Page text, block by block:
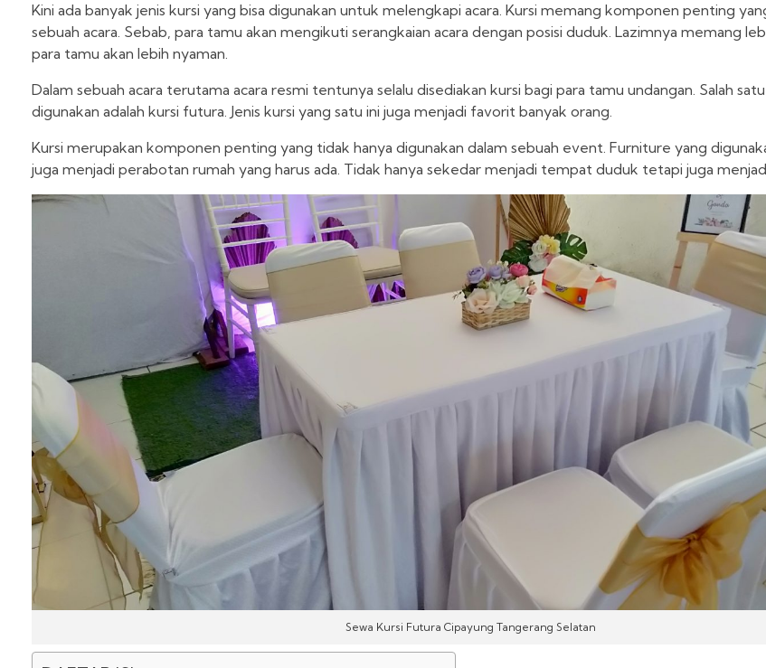
Kini ada banyak jenis kursi yang bisa digunakan untuk melengkapi acara. Kursi memang komponen penting
sebuah acara. Sebab, para tamu akan mengikuti serangkaian acara dengan posisi duduk. Lazimnya memang
para tamu akan lebih nyaman.
Dalam sebuah acara terutama acara resmi tentunya selalu disediakan kursi bagi para tamu undangan. Salah
digunakan adalah kursi futura. Jenis kursi yang satu ini juga menjadi favorit banyak orang.
Kursi merupakan komponen penting yang tidak hanya digunakan dalam sebuah event. Furniture yang
juga menjadi perabotan rumah yang harus ada. Tidak hanya sekedar menjadi tempat duduk tetapi juga
Sewa Kursi Futura Cipayung Tangerang Selatan